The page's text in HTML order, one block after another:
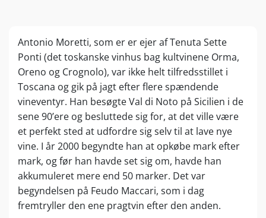
Antonio Moretti, som er er ejer af Tenuta Sette
Ponti (det toskanske vinhus bag kultvinene Orma,
Oreno og Crognolo), var ikke helt tilfredsstillet i
Toscana og gik på jagt efter flere spændende
vineventyr. Han besøgte Val di Noto på Sicilien i de
sene 90’ere og besluttede sig for, at det ville være
et perfekt sted at udfordre sig selv til at lave nye
vine. I år 2000 begyndte han at opkøbe mark efter
mark, og før han havde set sig om, havde han
akkumuleret mere end 50 marker. Det var
begyndelsen på Feudo Maccari, som i dag
fremtryller den ene pragtvin efter den anden.